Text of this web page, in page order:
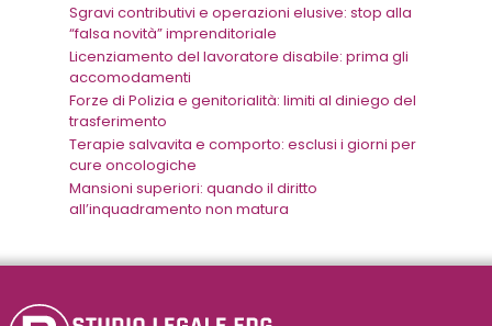
Sgravi contributivi e operazioni elusive: stop alla
“falsa novità” imprenditoriale
Licenziamento del lavoratore disabile: prima gli
accomodamenti
Forze di Polizia e genitorialità: limiti al diniego del
trasferimento
Terapie salvavita e comporto: esclusi i giorni per
cure oncologiche
Mansioni superiori: quando il diritto
all’inquadramento non matura